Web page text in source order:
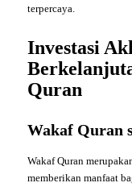
terpercaya.
Investasi
Quran
Wakaf Quran
Wakaf Quran
memberikan manfaat